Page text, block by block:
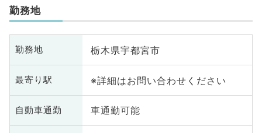
勤務地
勤務地 栃木県宇都宮市
最寄り駅 ※詳細はお問い合わせください
自動車通勤 車通勤可能